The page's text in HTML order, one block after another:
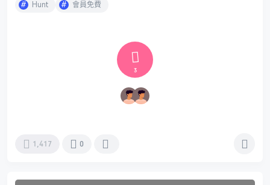
Hunt 會員免費
3
1,417 0